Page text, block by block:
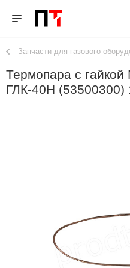
Запчасти для газового
Термопара с
ГЛК-40Н (53500300)